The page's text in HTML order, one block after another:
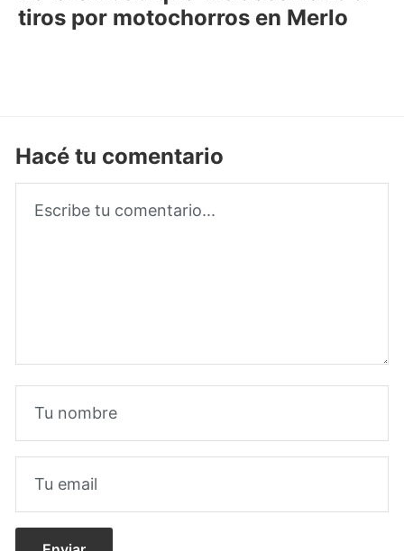
tiros por motochorros en Merlo
Hacé tu comentario